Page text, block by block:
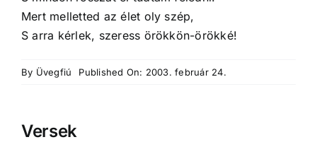
Mert melletted az élet oly szép,
S arra kérlek, szeress örökkön-örökké!
By Üvegfiú Published On: 2003. február 24.
Versek